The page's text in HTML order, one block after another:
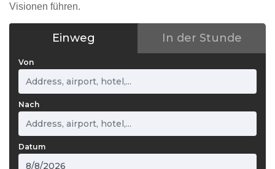
Visionen führen.
Einweg In der Stunde
Von
Nach
Datum